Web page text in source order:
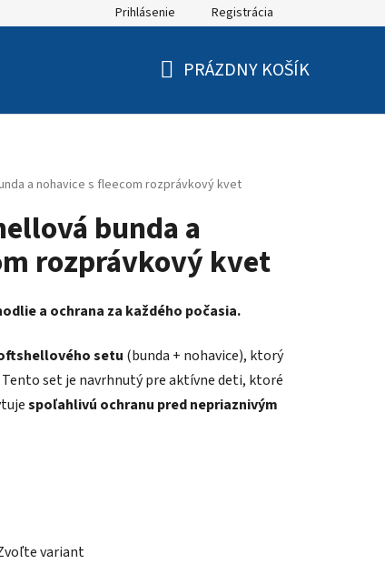
Prihlásenie Registrácia
PRÁZDNY KOŠÍK
a nohavice s fleecom rozprávkový kvet
bunda a
rozprávkový kvet
a ochrana za každého počasia.
setu (bunda + nohavice), ktorý
Tento set je navrhnutý pre aktívne deti, ktoré
spoľahlivú ochranu pred nepriaznivým
variant